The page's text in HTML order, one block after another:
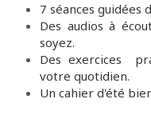
7 séances guidées
Des audios à
soyez.
Des exercices
votre quotidien.
Un cahier d'été